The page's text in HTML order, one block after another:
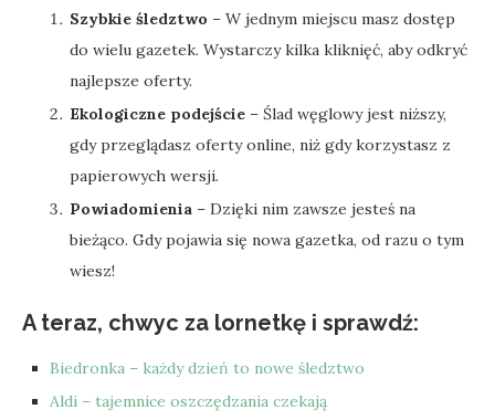
Szybkie śledztwo – W jednym miejscu masz dostęp
do wielu gazetek. Wystarczy kilka kliknięć, aby odkryć
najlepsze oferty.
Ekologiczne podejście – Ślad węglowy jest niższy,
gdy przeglądasz oferty online, niż gdy korzystasz z
papierowych wersji.
Powiadomienia – Dzięki nim zawsze jesteś na
bieżąco. Gdy pojawia się nowa gazetka, od razu o tym
wiesz!
A teraz, chwyc za lornetkę i sprawdź:
Biedronka – każdy dzień to nowe śledztwo
Aldi – tajemnice oszczędzania czekają